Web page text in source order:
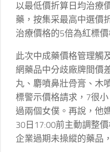
以最低價折算日均治療
藥，按集采最高中選價
治療價格的5倍為紅標價
此次中成藥價格管理觸
網藥品中分歧廠牌間價
丸、麝噴鼻壯骨膏、木
標警示價格請求，7很
過兩個女僕。再說，他
30日17:00前主動調整
企業過期未操縱的藥品